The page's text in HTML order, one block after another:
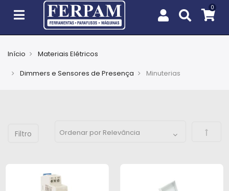
EPIs
Cobertura
Início
Materiais Elétricos
Dimmers e Sensores de Presença
Minuterias